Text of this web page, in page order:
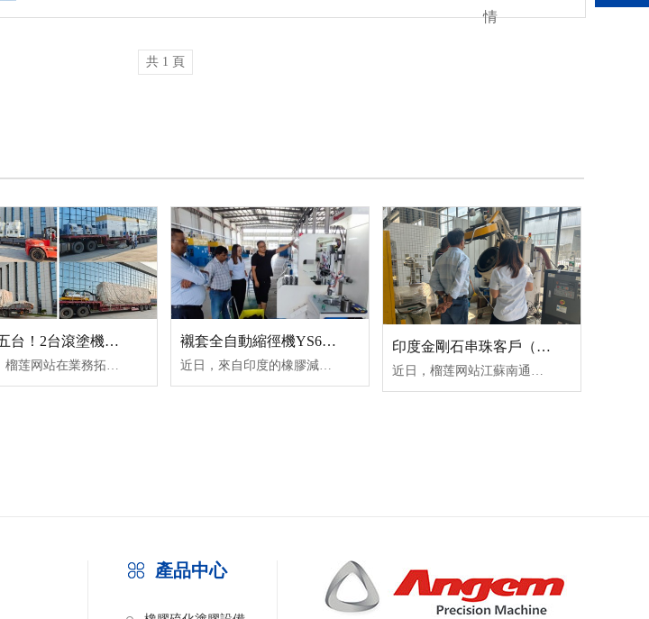
情
共 1 頁
連發五台！2台滾塗機（jī）、3台噴膠機同（tóng）時發安徽橡塑客戶 襯套全自動縮徑機YS63 迎印度橡膠減震客戶現場驗收
近日，來自印度的橡膠減震客戶蒞臨榴莲网站江蘇南通生產基地，對襯套（tào）全自動縮徑機進行實地驗收。此次驗收意義重大，榴莲网站各（gè）部門（mén）高度重視，協同配合以（yǐ）確保驗收順利進行。
印度金剛石串珠客戶（hù）到訪（fǎng）榴莲网站 驗收自動滾噴（pēn）機R55
近日，榴莲网站江蘇南通工（gōng）廠迎來了遠（yuǎn）方貴客——印（yìn）度OptimaDiamondTools的代表。他們此行專程前來驗收榴莲网站自動（dòng）滾噴機R55用於公司金剛石串珠的噴塗，這一場景不僅是一（yī）次商務會麵，更是（shì）中印（yìn）製造業攜手探索工藝升級（jí）的（de）生動縮（suō）影。
產品中心
（diàn）話